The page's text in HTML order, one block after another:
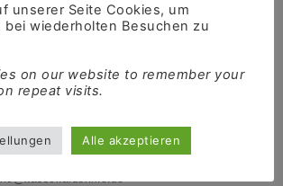
Nordhessen e.V.
Kassel
unserer Seite Cookies, um
bei wiederholten Besuchen zu
on our website to remember your
repeat visits.
Alle akzeptieren